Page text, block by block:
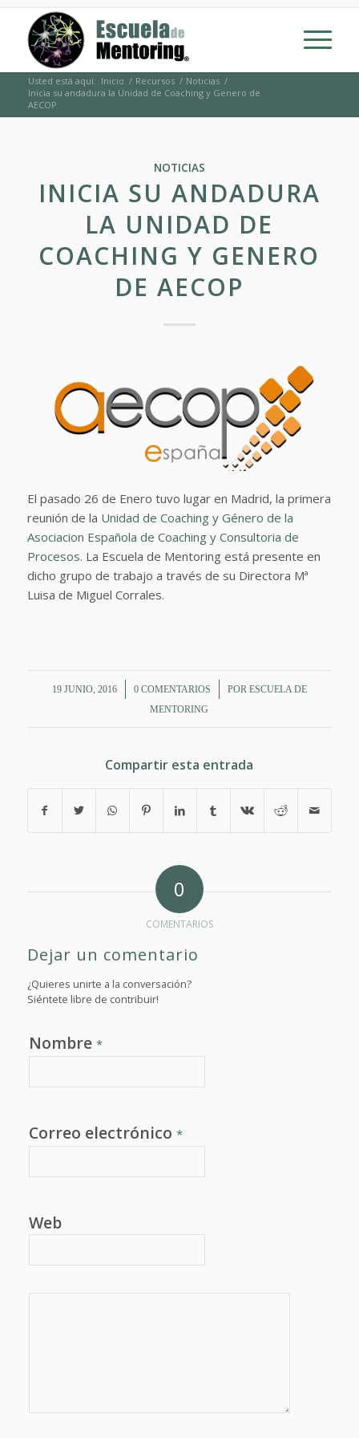
Usted está aquí: Inicio / Recursos / Noticias /
Inicia su andadura la Unidad de Coaching y Genero de
AECOP
NOTICIAS
INICIA SU ANDADURA
LA UNIDAD DE
COACHING Y GENERO
DE AECOP
El pasado 26 de Enero tuvo lugar en Madrid, la primera
reunión de la Unidad de Coaching y Género de la
Asociacion Española de Coaching y Consultoria de
Procesos. La Escuela de Mentoring está presente en
dicho grupo de trabajo a través de su Directora Mª
Luisa de Miguel Corrales.
19 JUNIO, 2016
/ 0 COMENTARIOS
/ POR ESCUELA DE
MENTORING
Compartir esta entrada
0
COMENTARIOS
Dejar un comentario
¿Quieres unirte a la conversación?
Siéntete libre de contribuir!
Nombre *
Correo electrónico *
Web